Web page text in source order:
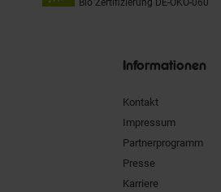
Informationen
Kontakt
Impressum
Partnerprogramm
Presse
Karriere